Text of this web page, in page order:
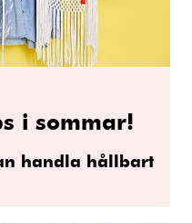
i sommar!
handla hållbart